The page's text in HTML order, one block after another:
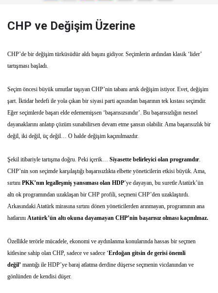
CHP ve Değişim Üzerine
CHP’de bir değişim türküsüdür aldı başını gidiyor. Seçimlerin ardından klasik ‘lider’
tartışması başladı.
Seçim öncesi büyük umutlar taşıyan CHP’nin tabanı artık değişim istiyor. Evet, değişim
şart. İktidar hedefi ile yola çıkan bir siyasi parti açısından başarının tek kıstası seçimdir.
Eğer seçimlerde başarı elde edememişsen ‘başarısızsındır’. Bu başarısızlığın nesnel
dayanaklarını anlatıp çözüm sunabilirsen devam etme şansın olabilir. Ama başarısızlık bir
değil, iki değil, üç değil… O halde değişim kaçınılmazdır.
Şekil itibariyle tartışma doğru. Peki içerik… Siyasette belirleyici olan programdır.
CHP’nin son seçimde karşılaştığı başarısızlıkta elbette yöneticilerin etkisi büyük. Ama,
sırtını PKK’nın legalleşmiş yansıması olan HDP’ye dayayan, bu suretle Atatürk’ün
altı ok programından uzaklaşan bir CHP profili, seçmeni CHP’den uzaklaştırdı.
Arkasındaki Atatürk mirasına sırtını dönen yöneticilerden arınmayan, programının ana
hatlarını Atatürk’ün altı okuna dayamayan CHP’nin başarısız olması kaçınılmaz.
Özellikle terörle mücadele, ekonomi ve aydınlanma konularında hassas bir seçmen
kitlesine sahip olan CHP, sadece ve sadece ‘Erdoğan gitsin de gerisi önemli
değil’ mantığı ile HDP’ye baraj atlatma derdine düşerse seçmenin vicdanından ve
gönlünden de kendisi düşer.